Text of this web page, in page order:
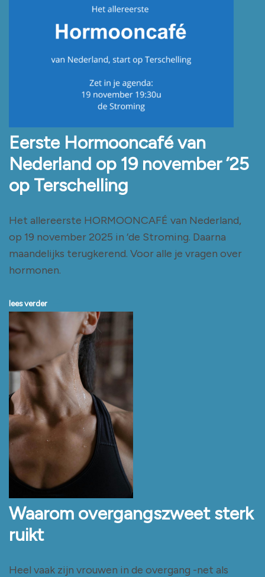
Eerste Hormooncafé van
Nederland op 19 november ’25
op Terschelling
Het allereerste HORMOONCAFÉ van Nederland,
op 19 november 2025 in ‘de Stroming. Daarna
maandelijks terugkerend. Voor alle je vragen over
hormonen.
lees verder
Waarom overgangszweet sterk
ruikt
Heel vaak zijn vrouwen in de overgang -net als